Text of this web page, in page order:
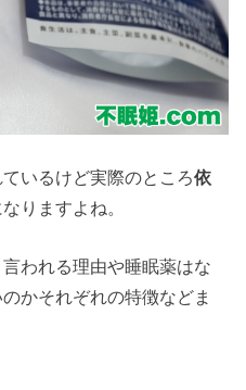
いるけど実際のところ依
りますよね。
われる理由や睡眠薬はな
かそれぞれの特徴などま